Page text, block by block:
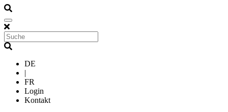
DE
|
FR
Login
Kontakt